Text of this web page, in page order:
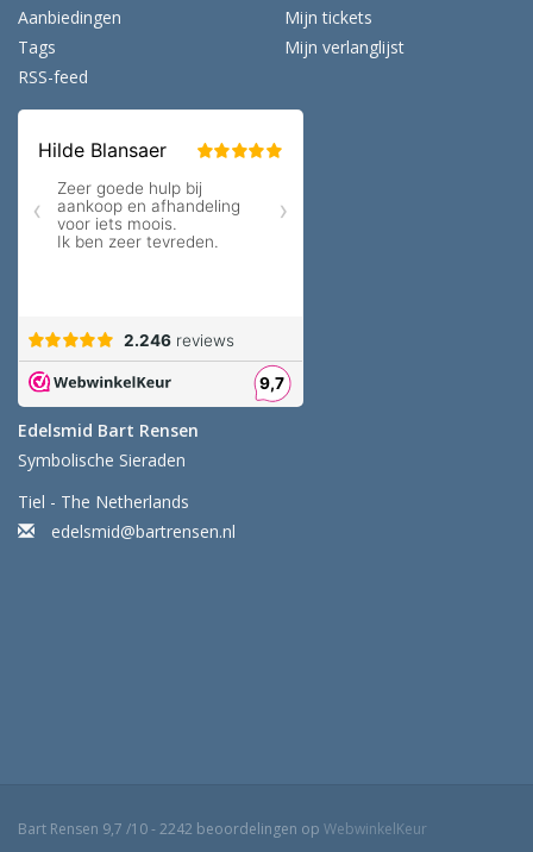
Aanbiedingen
Tags
RSS-feed
Mijn tickets
Mijn verlanglijst
Edelsmid Bart Rensen
Symbolische Sieraden
Tiel - The Netherlands
edelsmid@bartrensen.nl
Bart Rensen 9,7 /10-2242 beoordelingen op WebwinkelKeur